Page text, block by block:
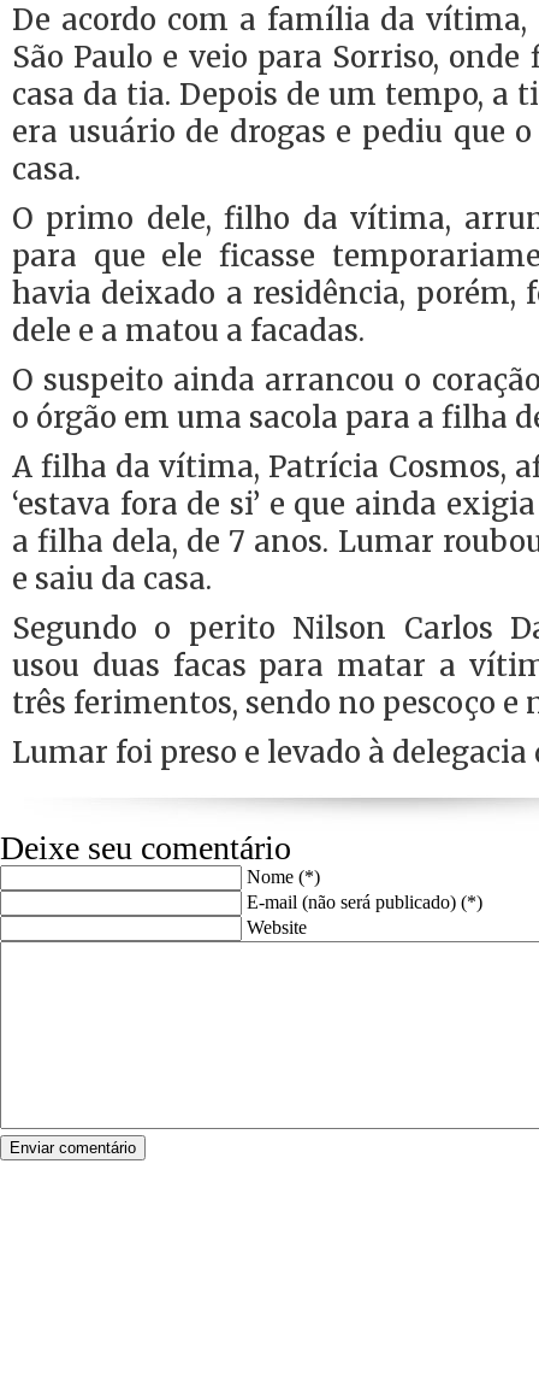
De acordo com a família da
São Paulo e veio para Sorriso, onde
casa da tia. Depois de um tempo, a
era usuário de drogas e pediu que
casa.
O primo dele, filho da vítima,
para que ele ficasse
havia deixado a residência, porém,
dele e a matou a facadas.
O suspeito ainda arrancou o
o órgão em uma sacola para a filha
A filha da vítima, Patrícia Cosmos,
‘estava fora de si’ e que ainda
a filha dela, de 7 anos. Lumar
e saiu da casa.
Segundo o perito Nilson Carlos
usou duas facas para matar a
três ferimentos, sendo no pescoço e
Lumar foi preso e levado à
Deixe seu comentário
Nome (*)
E-mail (não será publicado) (*)
Website